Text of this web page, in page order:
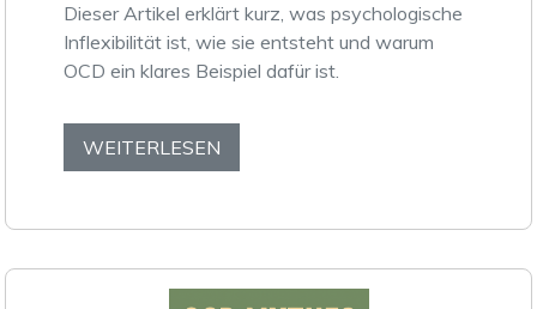
Dieser Artikel erklärt kurz, was psychologische
Inflexibilität ist, wie sie entsteht und warum
OCD ein klares Beispiel dafür ist.
WEITERLESEN